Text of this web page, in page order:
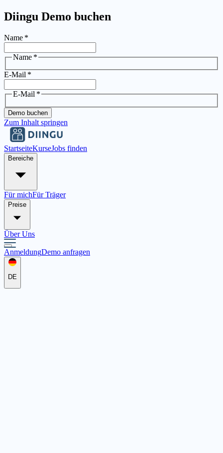
Diingu Demo buchen
Name *
Name *
E-Mail *
E-Mail *
Demo buchen
Zum Inhalt springen
StartseiteKurseJobs finden
Bereiche
Für michFür Träger
Preise
Über Uns
AnmeldungDemo anfragen
DE